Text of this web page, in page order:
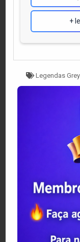
+
Tagged
Legendas